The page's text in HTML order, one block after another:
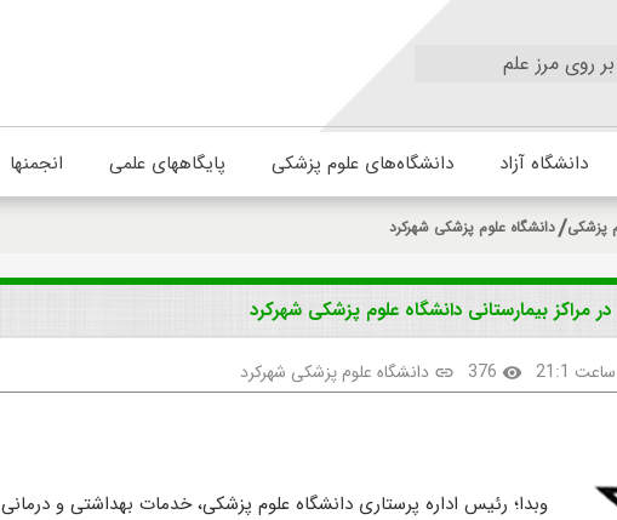
روی مرز علم
دانشگاه آزاد دانشگاه‌های علوم پزشکی پایگاههای علمی انجمنها
پزشکی دانشگاه علوم پزشکی شهرکرد
visibility
376
link دانشگاه علوم پزشکی شهرکرد
وبدا؛ رئیس اداره پرستاری دانشگاه علوم پزشکی، خدمات بهداشتی و درمانی